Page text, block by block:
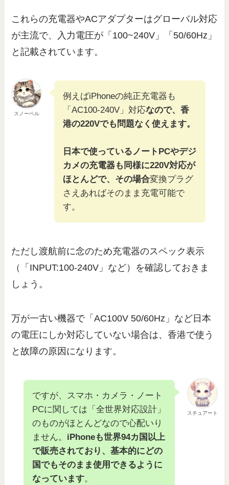
これらの充電器やACアダプターはグローバル対応
が主流で、入力電圧が「100~240V」「50/60Hz」
と記載されています。
スノーベル
例えばiPhoneの純正充電器も
「AC100-240V」対応なので、香
港の220Vでも問題なく使えます。
日本で使っているノートPCやデジ
カメの充電器も同様に220V対応が
ほとんどで、その場合変換プラグ
さえあればそのまま充電可能で
す。
ただし渡航前に念のため充電器のスペック表示
（「INPUT:100-240V」など）を確認しておきま
しょう。
万が一古い機器で「AC100V 50/60Hz」など日本
の電圧にしか対応していない場合は、香港で使う
と故障の原因になります。
スチュアート
ですが、スマホ・カメラ・ノート
PCに関しては「全世界対応設計」
のものがほとんどなので心配いり
ません。 iPhoneも世界94カ国以上
で販売されており、基本的にどの
国でもそのまま使用できるように
なっています。